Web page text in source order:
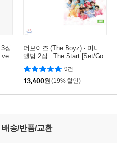
집
ve
더보이즈 (The Boyz) - 미니
앨범 2집 : The Start [Set/Go
ver. 중 랜덤발송]
9건
13,400원 (19% 할인)
SEASON’S GREETINGS
배송/반품/교환